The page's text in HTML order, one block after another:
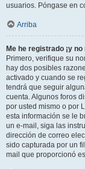
usuarios. Póngase en
Arriba
Me he registrado ¡y
Primero, verifique su
hay dos posibles
activado y cuando se
tendrá que seguir
cuenta. Algunos foros
por usted mismo o por
esta información se le
un e-mail, siga las
dirección de correo
sido capturada por un
mail que proporcionó